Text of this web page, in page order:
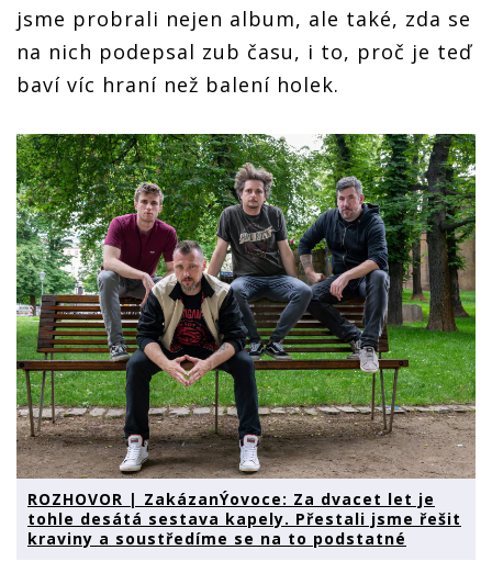
jsme probrali nejen album, ale také, zda se
na nich podepsal zub času, i to, proč je teď
baví víc hraní než balení holek.
ROZHOVOR | ZakázanÝovoce: Za dvacet let je
tohle desátá sestava kapely. Přestali jsme řešit
kraviny a soustředíme se na to podstatné